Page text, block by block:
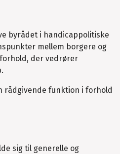
byrådet i handicappolitiske
mellem borgere og
der vedrører
rådgivende funktion i forhold
sig til generelle og